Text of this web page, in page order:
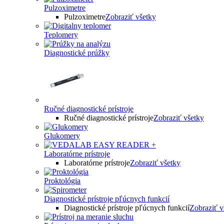
Pulzoximetre
PulzoximetreZobraziť všetky
Teplomery
Diagnostické prúžky
Ručné diagnostické prístroje
Ručné diagnostické prístrojeZobraziť všetky
Glukomery
Laboratórne prístroje
Laboratórne prístrojeZobraziť všetky
Proktológia
Diagnostické prístroje pľúcnych funkcií
Diagnostické prístroje pľúcnych funkciíZobraziť